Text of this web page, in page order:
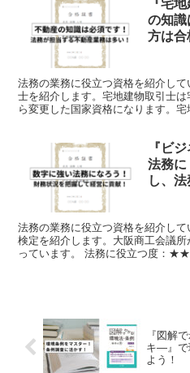
『宅
の知識
方は合
法務の業務に役立つ資格を紹介して
士を紹介します。宅地建物取引士
ら変更した国家資格になります。
『ビ
法務に
し、
法務の業務に役立つ資格を紹介し
検定を紹介します。大阪商工会議
っています。 法務に役立つ度：
『図解
キ―』で
よう！